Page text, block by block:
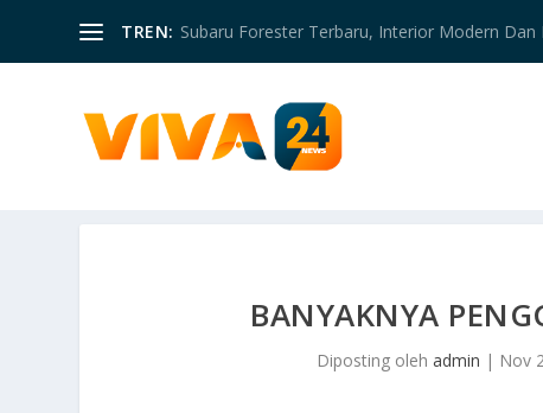
TREN: Subaru Forester Terbaru, Interior Modern Dan
BANYAKNYA
Diposting oleh admin | Nov